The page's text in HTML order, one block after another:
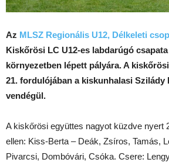
Az MLSZ Regionális U12, Délkeleti
Kiskőrösi LC U12-es labdarúgó
környezetben lépett pályára. A
21. fordulójában a kiskunhalasi Szilády
vendégül.
A kiskőrösi együttes nagyot küzdve nyert
ellen: Kiss-Berta – Deák, Zsíros, Tamás,
Pivarcsi, Dombóvári, Csóka. Csere: